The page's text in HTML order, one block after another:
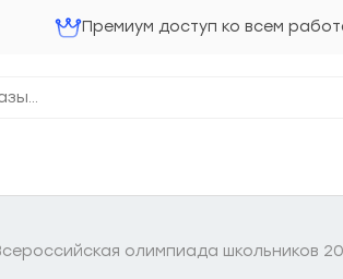
Премиум доступ ко всем
олимпиада школьников